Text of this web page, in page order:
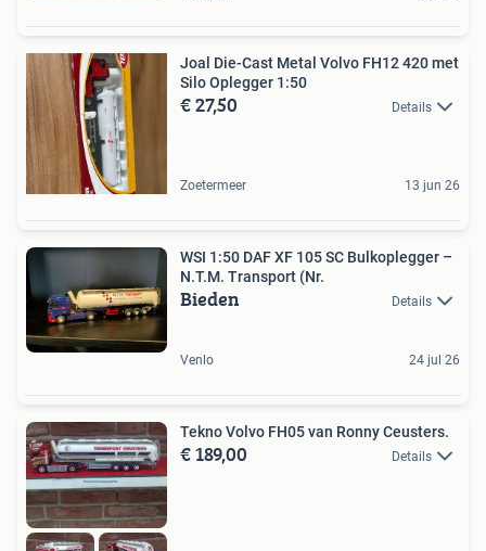
Joal Die-Cast Metal Volvo FH12 420 met
Silo Oplegger 1:50
€ 27,50 Details
Zoetermeer 13 jun 26
WSI 1:50 DAF XF 105 SC Bulkoplegger –
N.T.M. Transport (Nr.
Bieden Details
Venlo 24 jul 26
Tekno Volvo FH05 van Ronny Ceusters.
€ 189,00 Details